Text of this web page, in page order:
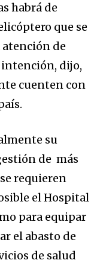
habrá de
que se
de
intención, dijo,
cuenten con
su
de más
requieren
el Hospital
para equipar
el abasto de
de salud